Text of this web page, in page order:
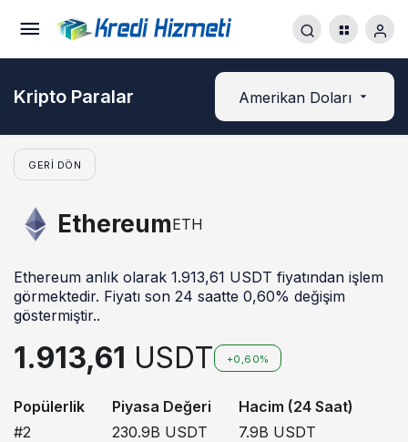
Kripto Paralar Amerikan Doları
GERI DÖN
EthereumETH
Ethereum anlık olarak 1.913,61 USDT fiyatından işlem
görmektedir. Fiyatı son 24 saatte 0,60% değişim
göstermiştir..
1.913,61 USDT +0,60%
Popülerlik
#2
Piyasa Değeri
230.9B USDT
Hacim (24 Saat)
7.9B USDT